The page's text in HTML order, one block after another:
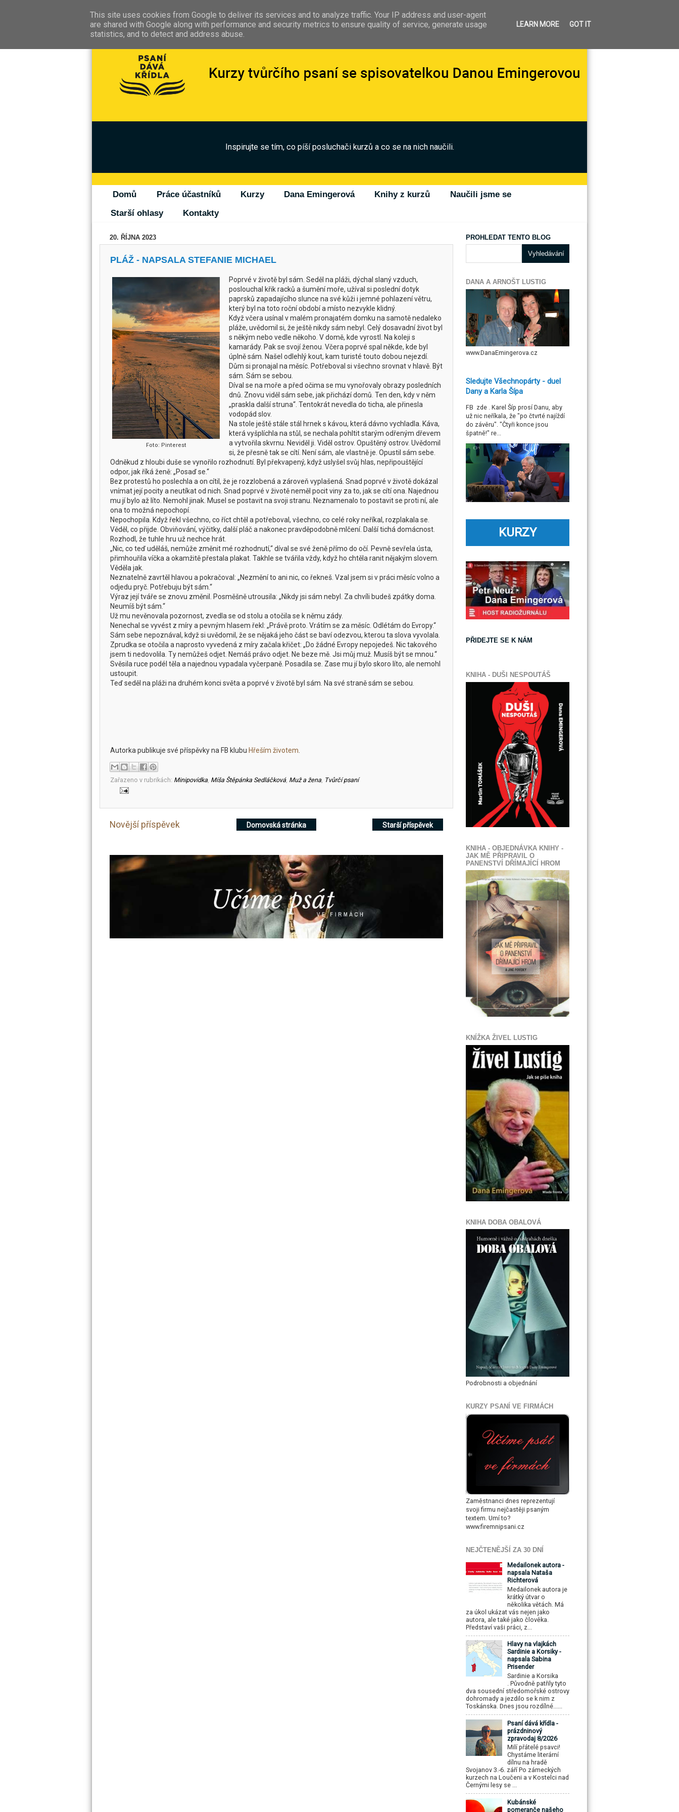
Inspirujte se tím, co píší posluchači kurzů a co se na nich naučili.
Domů Práce účastníků Kurzy Dana Emingerová Knihy z kurzů
Naučili jsme se
Starší ohlasy
Kontakty
20. ŘÍJNA 2023
PLÁŽ - NAPSALA STEFANIE MICHAEL
Foto: Pinterest
Poprvé v životě byl sám. Seděl na pláži, dýchal slaný vzduch,
poslouchal křik racků a šumění moře, užíval si poslední dotyk
paprsků zapadajícího slunce na své kůži i jemné pohlazení větru,
který byl na toto roční období a místo nezvykle klidný.
Když včera usínal v malém pronajatém domku na samotě nedaleko
pláže, uvědomil si, že ještě nikdy sám nebyl. Celý dosavadní život byl
s někým nebo vedle někoho. V domě, kde vyrostl. Na koleji s
kamarády. Pak se svojí ženou. Včera poprvé spal někde, kde byl
úplně sám. Našel odlehlý kout, kam turisté touto dobou nejezdí.
Dům si pronajal na měsíc. Potřeboval si všechno srovnat v hlavě. Být
sám. Sám se sebou.
Díval se na moře a před očima se mu vynořovaly obrazy posledních
dnů. Znovu viděl sám sebe, jak přichází domů. Ten den, kdy v něm
„praskla další struna“. Tentokrát nevedla do ticha, ale přinesla
vodopád slov.
Na stole ještě stále stál hrnek s kávou, která dávno vychladla. Káva,
která vyšplíchla na stůl, se nechala pohltit starým odřeným dřevem
a vytvořila skvrnu. Neviděl ji. Viděl ostrov. Opuštěný ostrov. Uvědomil
si, že přesně tak se cítí. Není sám, ale vlastně je. Opustil sám sebe.
Odněkud z hloubi duše se vynořilo rozhodnutí. Byl překvapený, když uslyšel svůj hlas, nepřipouštějící
odpor, jak říká ženě: „Posaď se.“
Bez protestů ho poslechla a on cítil, že je rozzlobená a zároveň vyplašená. Snad poprvé v životě dokázal
vnímat její pocity a neutíkat od nich. Snad poprvé v životě neměl pocit viny za to, jak se cítí ona. Najednou
mu jí bylo až líto. Nemohl jinak. Musel se postavit na svoji stranu. Neznamenalo to postavit se proti ní, ale
ona to možná nepochopí.
Nepochopila. Když řekl všechno, co říct chtěl a potřeboval, všechno, co celé roky neříkal, rozplakala se.
Věděl, co přijde. Obviňování, výčitky, další pláč a nakonec pravděpodobně mlčení. Další tichá domácnost.
Rozhodl, že tuhle hru už nechce hrát.
„Nic, co teď uděláš, nemůže změnit mé rozhodnutí,“ díval se své ženě přímo do očí. Pevně sevřela ústa,
přimhouřila víčka a okamžitě přestala plakat. Takhle se tvářila vždy, když ho chtěla ranit nějakým slovem.
Věděla jak.
Neznatelně zavrtěl hlavou a pokračoval: „Nezmění to ani nic, co řekneš. Vzal jsem si v práci měsíc volno a
odjedu pryč. Potřebuju být sám.“
Výraz její tváře se znovu změnil. Posměšně utrousila: „Nikdy jsi sám nebyl. Za chvíli budeš zpátky doma.
Neumíš být sám.“
Už mu nevěnovala pozornost, zvedla se od stolu a otočila se k němu zády.
Nenechal se vyvést z míry a pevným hlasem řekl: „Právě proto. Vrátím se za měsíc. Odlétám do Evropy.“
Sám sebe nepoznával, když si uvědomil, že se nějaká jeho část se baví odezvou, kterou ta slova vyvolala.
Zprudka se otočila a naprosto vyvedená z míry začala křičet: „Do žádné Evropy nepojedeš. Nic takového
jsem ti nedovolila. Ty nemůžeš odjet. Nemáš právo odjet. Ne beze mě. Jsi můj muž. Musíš být se mnou.“
Svěsila ruce podél těla a najednou vypadala vyčerpaně. Posadila se. Zase mu jí bylo skoro líto, ale nemohl
ustoupit.
Teď seděl na pláži na druhém konci světa a poprvé v životě byl sám. Na své straně sám se sebou.
Autorka publikuje své příspěvky na FB klubu Hřeším životem.
Zařazeno v rubrikách: Minipovídka, Míša Štěpánka Sedláčková, Muž a žena, Tvůrčí psaní
Novější příspěvek Starší příspěvek
Domovská stránka
PROHLEDAT TENTO BLOG
DANA A ARNOŠT LUSTIG
www.DanaEmingerova.cz
Sledujte Všechnopárty - duel
Dany a Karla Šípa
FB zde . Karel Šíp prosí Danu, aby
už nic neříkala, že "po čtvrté najíždí
do závěru". "Čtyři konce jsou
špatně!" re...
KURZY
PŘIDEJTE SE K NÁM
KNIHA - DUŠI NESPOUTÁŠ
KNIHA - OBJEDNÁVKA KNIHY -
JAK MĚ PŘIPRAVIL O
PANENSTVÍ DŘÍMAJÍCÍ HROM
KNÍŽKA ŽIVEL LUSTIG
KNIHA DOBA OBALOVÁ
Podrobnosti a objednání
KURZY PSANÍ VE FIRMÁCH
Zaměstnanci dnes reprezentují
svoji firmu nejčastěji psaným
textem. Umí to?
www.firemnipsani.cz
NEJČTENĚJŠÍ ZA 30 DNÍ
Medailonek autora -
napsala Nataša
Richterová
Medailonek autora je
krátký útvar o
několika větách. Má
za úkol ukázat vás nejen jako
autora, ale také jako člověka.
Představí vaši práci, z...
Hlavy na vlajkách
Sardinie a Korsiky -
napsala Sabina
Prisender
Sardinie a Korsika
. Původně patřily tyto
dva sousední středomořské ostrovy
dohromady a jezdilo se k nim z
Toskánska. Dnes jsou rozdílné......
Psaní dává křídla -
prázdninový
zpravodaj 8/2026
Milí přátelé psavci!
Chystáme literární
dílnu na hradě
Svojanov 3.-6. září Po zámeckých
kurzech na Loučeni a v Kostelci nad
Černými lesy se ...
Kubánské
pomeranče našeho
This site uses cookies from Google to deliver its services and to analyze traffic. Your IP address and user-agent
are shared with Google along with performance and security metrics to ensure quality of service, generate usage
statistics, and to detect and address abuse.
LEARN MORE GOT IT